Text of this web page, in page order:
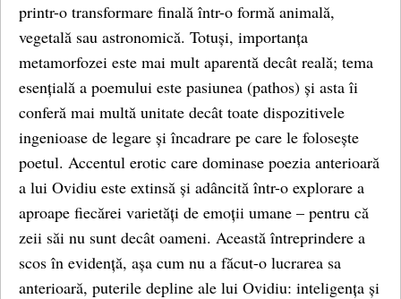
printr-o transformare finală într-o formă animală,
vegetală sau astronomică. Totuși, importanța
metamorfozei este mai mult aparentă decât reală; tema
esențială a poemului este pasiunea (pathos) și asta îi
conferă mai multă unitate decât toate dispozitivele
ingenioase de legare și încadrare pe care le folosește
poetul. Accentul erotic care dominase poezia anterioară
a lui Ovidiu este extinsă și adâncită într-o explorare a
aproape fiecărei varietăți de emoții umane – pentru că
zeii săi nu sunt decât oameni. Această întreprindere a
scos în evidență, așa cum nu a făcut-o lucrarea sa
anterioară, puterile depline ale lui Ovidiu: inteligența și